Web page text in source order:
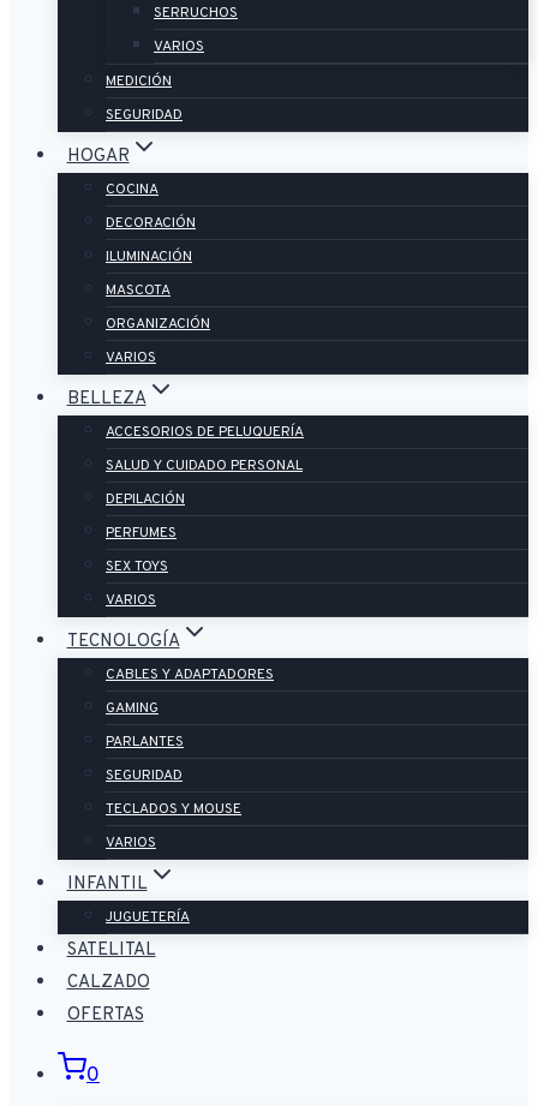
SERRUCHOS
VARIOS
MEDICIÓN
SEGURIDAD
HOGAR
COCINA
DECORACIÓN
ILUMINACIÓN
MASCOTA
ORGANIZACIÓN
VARIOS
BELLEZA
ACCESORIOS DE PELUQUERÍA
SALUD Y CUIDADO PERSONAL
DEPILACIÓN
PERFUMES
SEX TOYS
VARIOS
TECNOLOGÍA
CABLES Y ADAPTADORES
GAMING
PARLANTES
SEGURIDAD
TECLADOS Y MOUSE
VARIOS
INFANTIL
JUGUETERÍA
SATELITAL
CALZADO
OFERTAS
0